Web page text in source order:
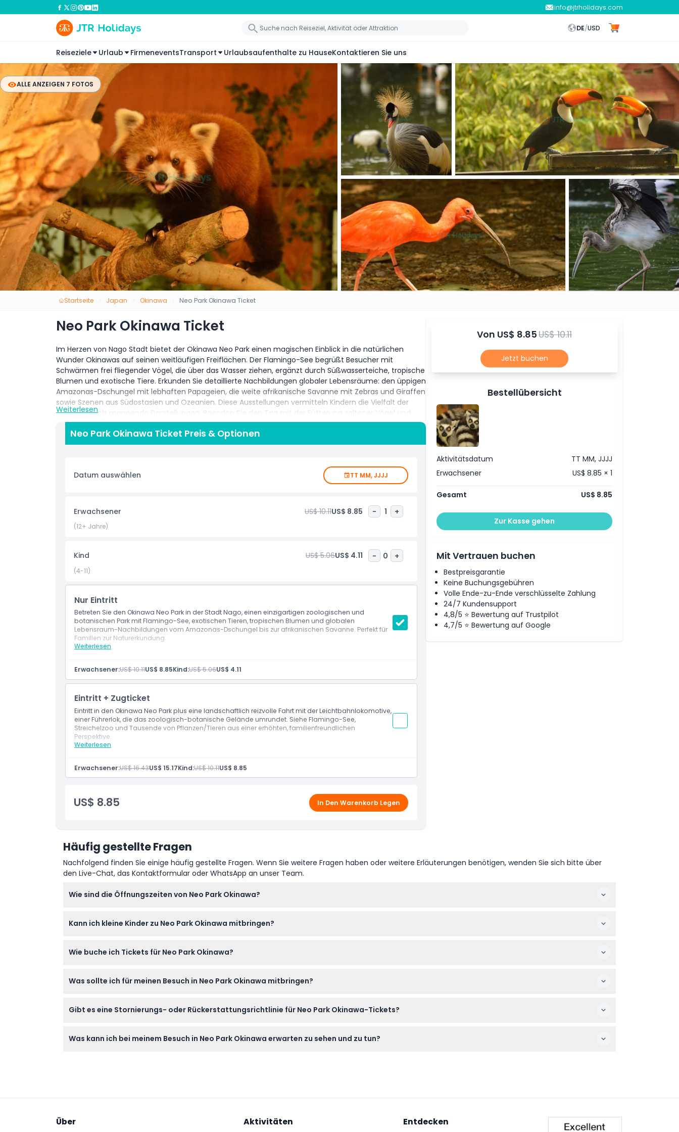
info@jtrholidays.com
DE/USD
Reiseziele Urlaub FirmeneventsTransport Urlaubsaufenthalte zu HauseKontaktieren Sie uns
ALLE ANZEIGEN 7 FOTOS
Startseite Japan Okinawa Neo Park Okinawa Ticket
Neo Park Okinawa Ticket
Im Herzen von Nago Stadt bietet der Okinawa Neo Park einen magischen Einblick in die natürlichen
Wunder Okinawas auf seinen weitläufigen Freiflächen. Der Flamingo-See begrüßt Besucher mit
Schwärmen frei fliegender Vögel, die über das Wasser ziehen, ergänzt durch Süßwasserteiche, tropische
Blumen und exotische Tiere. Erkunden Sie detaillierte Nachbildungen globaler Lebensräume: den üppigen
Amazonas-Dschungel mit lebhaften Papageien, die weite afrikanische Savanne mit Zebras und Giraffen
sowie Szenen aus Südostasien und Ozeanien. Diese Ausstellungen vermitteln Kindern die Vielfalt der
Tierwelt durch spannende Darstellungen. Beenden Sie den Tag mit der Fütterung seltener Vögel und
Tiere oder einem Besuch im Streichelzoo für praktischen Spaß. Perfekt für Familien verbindet dieser Park
Abenteuer, Lernen und Entspannung mitten in Okinawas atemberaubender Natur.
Richtlinie für Kinder und Erwachsene
Ausschlüsse
Öffnungszeiten
Stornierungsbedingungen
Weiterlesen
Neo Park Okinawa Ticket Preis & Optionen
Datum auswählen TT MM, JJJJ
Erwachsener US$ 10.11US$ 8.85 - 1 +
(12+ Jahre)
Kind US$ 5.06US$ 4.11 - 0 +
(4-11)
Nur Eintritt
Betreten Sie den Okinawa Neo Park in der Stadt Nago, einen einzigartigen zoologischen und
botanischen Park mit Flamingo-See, exotischen Tieren, tropischen Blumen und globalen
Lebensraum-Nachbildungen vom Amazonas-Dschungel bis zur afrikanischen Savanne. Perfekt für
Familien zur Naturerkundung.
Weiterlesen
Leistungen
Flamingo-See, Tiere, Gärten
Zugang zum Streichelzoo
Erwachsener:US$ 10.11US$ 8.85Kind:US$ 5.06US$ 4.11
Eintritt + Zugticket
Eintritt in den Okinawa Neo Park plus eine landschaftlich reizvolle Fahrt mit der Leichtbahnlokomotive,
einer Führerlok, die das zoologisch-botanische Gelände umrundet. Siehe Flamingo-See,
Streichelzoo und Tausende von Pflanzen/Tieren aus einer erhöhten, familienfreundlichen
Perspektive.
Weiterlesen
Leistungen
Fahrt mit der Leichtbahnlokomotive
Alle Ausstellungen & Streichelzoo
Erwachsener:US$ 16.43US$ 15.17Kind:US$ 10.11US$ 8.85
US$ 8.85 In Den Warenkorb Legen
Von US$ 8.85US$ 10.11
Jetzt buchen
Bestellübersicht
Aktivitätsdatum
TT MM, JJJJ
Erwachsener
US$ 8.85 × 1
Gesamt US$ 8.85
Zur Kasse gehen
Mit Vertrauen buchen
Bestpreisgarantie
Keine Buchungsgebühren
Volle Ende-zu-Ende verschlüsselte Zahlung
24/7 Kundensupport
4,8/5 ⭐ Bewertung auf Trustpilot
4,7/5 ⭐ Bewertung auf Google
Häufig gestellte Fragen
Nachfolgend finden Sie einige häufig gestellte Fragen. Wenn Sie weitere Fragen haben oder weitere Erläuterungen benötigen, wenden Sie sich bitte über
den Live-Chat, das Kontaktformular oder WhatsApp an unser Team.
Wie sind die Öffnungszeiten von Neo Park Okinawa?
Zeiten bei der Buchung).
Kann ich kleine Kinder zu Neo Park Okinawa mitbringen?
Wie buche ich Tickets für Neo Park Okinawa?
Was sollte ich für meinen Besuch in Neo Park Okinawa mitbringen?
empfohlen.
Gibt es eine Stornierungs- oder Rückerstattungsrichtlinie für Neo Park Okinawa-Tickets?
Buchung.
Was kann ich bei meinem Besuch in Neo Park Okinawa erwarten zu sehen und zu tun?
Über Aktivitäten Entdecken